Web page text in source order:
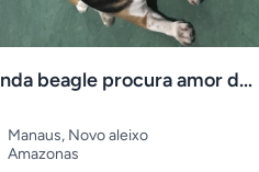
Linda beagle procura amor de carnaval
Manaus, Novo aleixo
Amazonas